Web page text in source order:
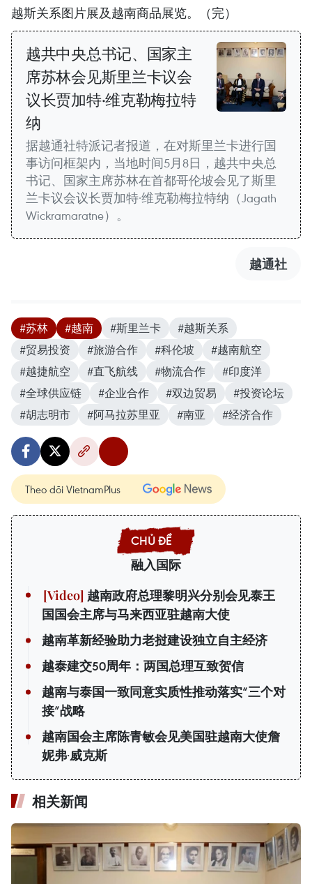
越斯关系图片展及越南商品展览。（完）
越共中央总书记、国家主
席苏林会见斯里兰卡议会
议长贾加特·维克勒梅拉特
纳
据越通社特派记者报道，在对斯里兰卡进行国
事访问框架内，当地时间5月8日，越共中央总
书记、国家主席苏林在首都哥伦坡会见了斯里
兰卡议会议长贾加特·维克勒梅拉特纳（Jagath
Wickramaratne）。
越通社
#苏林 #越南 #斯里兰卡
#越斯关系
#贸易投资
#旅游合作 #科伦坡
#越南航空
#越捷航空
#直飞航线 #物流合作
#印度洋
#全球供应链
#企业合作 #双边贸易
#投资论坛
#胡志明市
#阿马拉苏里亚 #南亚 #经济合作
Theo dõi VietnamPlus
融入国际
越南政府总理黎明兴分别会见泰王
国国会主席与马来西亚驻越南大使
越南革新经验助力老挝建设独立自主经济
越泰建交50周年：两国总理互致贺信
越南与泰国一致同意实质性推动落实“三个对
接”战略
越南国会主席陈青敏会见美国驻越南大使詹
妮弗·威克斯
相关新闻